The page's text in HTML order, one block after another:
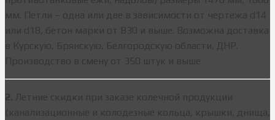
мм. Петли – одна или две в зависимости от чертежа d14
или d18, бетон марки от В30 и выше. Возможна доставка
в Курскую, Брянскую, Белгородскую области, ДНР.
Производство в смену от 350 штук и выше
Летние скидки при заказе колечной продукции
(канализационные и колодезные кольца, крышки, днища,